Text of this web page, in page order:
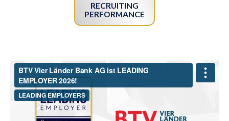
RECRUITING
PERFORMANCE